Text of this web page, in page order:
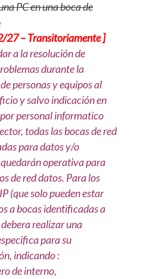
PC en una boca de
27 – Transitoriamente ]
a la resolución de
durante la
personas y equipos al
y salvo indicación en
personal informatico
todas las bocas de red
para datos y/o
operativa para
de red datos. Para los
(que solo pueden estar
a bocas identificadas a
realizar una
para su
indicando :
de interno,